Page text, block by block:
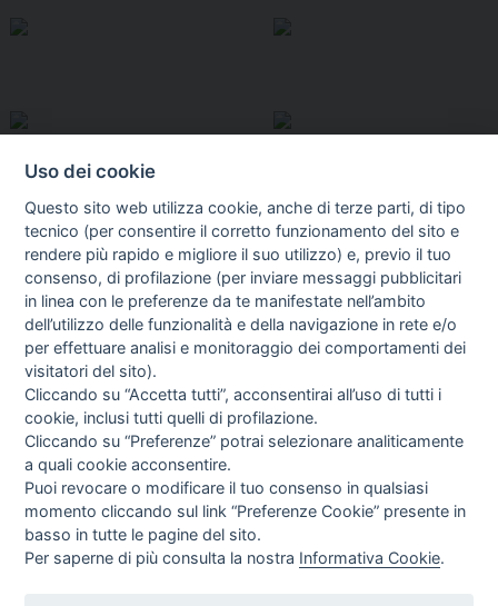
I libri Vedi tutti
Direttrice Responsabile: Alessandra Costante | Registrazione al Tribunale Civile
Uso dei cookie
Questo sito web utilizza cookie, anche di terze parti, di tipo
tecnico (per consentire il corretto funzionamento del sito e
rendere più rapido e migliore il suo utilizzo) e, previo il tuo
consenso, di profilazione (per inviare messaggi pubblicitari
in linea con le preferenze da te manifestate nell’ambito
dell’utilizzo delle funzionalità e della navigazione in rete e/o
per effettuare analisi e monitoraggio dei comportamenti dei
visitatori del sito).
Cliccando su “Accetta tutti”, acconsentirai all’uso di tutti i
cookie, inclusi tutti quelli di profilazione.
Cliccando su “Preferenze” potrai selezionare analiticamente
a quali cookie acconsentire.
Puoi revocare o modificare il tuo consenso in qualsiasi
momento cliccando sul link “Preferenze Cookie” presente in
basso in tutte le pagine del sito.
Per saperne di più consulta la nostra Informativa Cookie.